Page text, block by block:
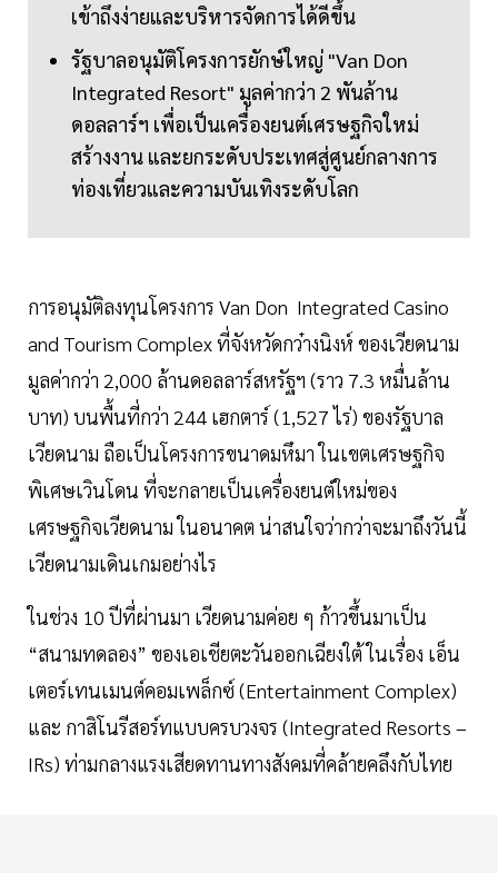
เข้าถึงง่ายและบริหารจัดการได้ดีขึ้น
รัฐบาลอนุมัติโครงการยักษ์ใหญ่ "Van Don
Integrated Resort" มูลค่ากว่า 2 พันล้าน
ดอลลาร์ฯ เพื่อเป็นเครื่องยนต์เศรษฐกิจใหม่
สร้างงาน และยกระดับประเทศสู่ศูนย์กลางการ
ท่องเที่ยวและความบันเทิงระดับโลก
การอนุมัติลงทุนโครงการ Van Don Integrated Casino
and Tourism Complex ที่จังหวัดกว๋างนิงห์ ของเวียดนาม
มูลค่ากว่า 2,000 ล้านดอลลาร์สหรัฐฯ (ราว 7.3 หมื่นล้าน
บาท) บนพื้นที่กว่า 244 เฮกตาร์ (1,527 ไร่) ของรัฐบาล
เวียดนาม ถือเป็นโครงการขนาดมหึมา ในเขตเศรษฐกิจ
พิเศษเวินโดน ที่จะกลายเป็นเครื่องยนต์ใหม่ของ
เศรษฐกิจเวียดนาม ในอนาคต น่าสนใจว่ากว่าจะมาถึงวันนี้
เวียดนามเดินเกมอย่างไร
ในช่วง 10 ปีที่ผ่านมา เวียดนามค่อย ๆ ก้าวขึ้นมาเป็น
“สนามทดลอง” ของเอเชียตะวันออกเฉียงใต้ ในเรื่อง เอ็น
เตอร์เทนเมนต์คอมเพล็กซ์ (Entertainment Complex)
และ กาสิโนรีสอร์ทแบบครบวงจร (Integrated Resorts –
IRs) ท่ามกลางแรงเสียดทานทางสังคมที่คล้ายคลึงกับไทย